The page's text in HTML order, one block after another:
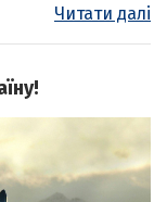
Читати далі